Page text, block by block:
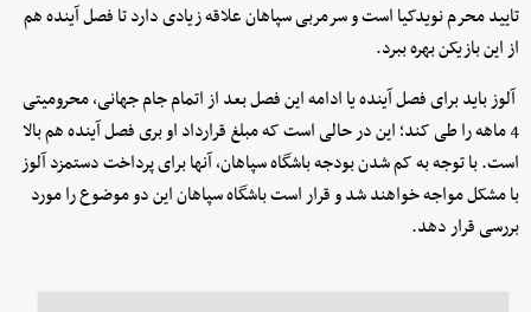
تایید محرم نویدکیا است و سرمربی سپاهان علاقه زیادی دارد تا فصل آینده هم
از این بازیکن بهره ببرد.
آلوز باید برای فصل آینده یا ادامه این فصل بعد از اتمام جام جهانی، محرومیتی
4 ماهه را طی کند؛ این در حالی است که مبلغ قرارداد او بری فصل آینده هم بالا
است. با توجه به کم شدن بودجه باشگاه سپاهان، آنها برای پرداخت دستمزد آلوز
با مشکل مواجه خواهند شد و قرار است باشگاه سپاهان این دو موضوع را مورد
بررسی قرار دهد.